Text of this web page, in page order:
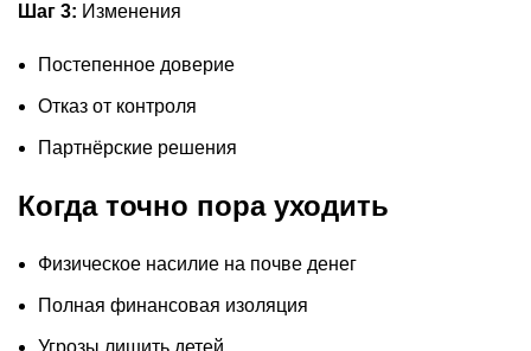
Шаг 3: Изменения
Постепенное доверие
Отказ от контроля
Партнёрские решения
Когда точно пора уходить
Физическое насилие на почве денег
Полная финансовая изоляция